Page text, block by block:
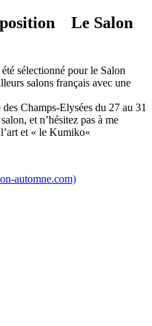
Le Salon
sélectionné pour le Salon
salons français avec une
Champs-Elysées du 27 au 31
et n’hésitez pas à me
et « le Kumiko«
automne.com)